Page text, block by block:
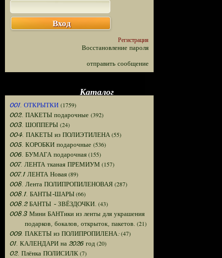
Вход
Регистрация
Восстановление пароля
отправить сообщение
Каталог
001. ОТКРЫТКИ (1759)
002. ПАКЕТЫ подарочные (392)
003. ШОППЕРЫ (24)
004. ПАКЕТЫ из ПОЛИЭТИЛЕНА(55)
005. КОРОБКИ подарочные (536)
006. БУМАГА подарочная(155)
007. ЛЕНТА тканая ПРЕМИУМ (157)
007.1 ЛЕНТА Новая(89)
008. Лента ПОЛИПРОПИЛЕНОВАЯ (287)
008.1. БАНТЫ-ШАРЫ(66)
008.2 БАНТЫ - ЗВЁЗДОЧКИ. (43)
008.3 Мини БАНТики из ленты для украшения
подарков, бокалов, открыток, пакетов. (21)
009. ПАКЕТЫ из ПОЛИПРОПИЛЕНА:(47)
01. КАЛЕНДАРИ на 2026 год (20)
02. Плёнка ПОЛИСИЛК(7)